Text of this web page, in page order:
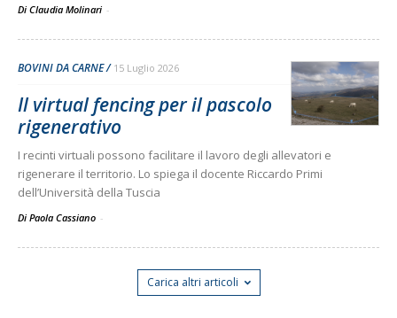
Di Claudia Molinari -
BOVINI DA CARNE 15 Luglio 2026
Il virtual fencing per il pascolo
rigenerativo
I recinti virtuali possono facilitare il lavoro degli allevatori e
rigenerare il territorio. Lo spiega il docente Riccardo Primi
dell’Università della Tuscia
Di Paola Cassiano -
Carica altri articoli